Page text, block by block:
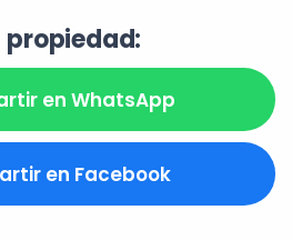
en WhatsApp
en Facebook